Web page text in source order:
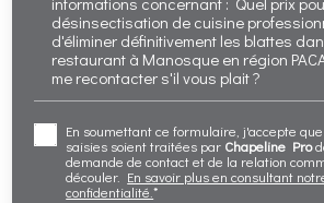
En soumettant ce formulaire, j'accepte
saisies soient traitées par Chapeline Pro
demande de contact et de la relation
découler. En savoir plus en consultant
confidentialité.*